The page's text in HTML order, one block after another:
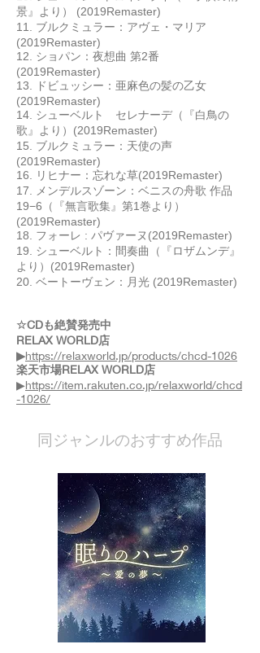
景』より） (2019Remaster)
11. ブルクミュラー：アヴェ・マリア
(2019Remaster)
12. ショパン：夜想曲 第2番
(2019Remaster)
13. ドビュッシー：亜麻色の髪の乙女
(2019Remaster)
14. シューベルト セレナーデ（『白鳥の
歌』より）(2019Remaster)
15. ブルクミュラー：天使の声
(2019Remaster)
16. リヒナー：忘れな草(2019Remaster)
17. メンデルスゾーン：ベニスの舟歌 作品
19−6（『無言歌集』第1巻より）
(2019Remaster)
18. フォーレ : パヴァーヌ(2019Remaster)
19. シューベルト：間奏曲（『ロザムンデ』
より）(2019Remaster)
20. ベートーヴェン：月光 (2019Remaster)
☆CDも絶賛発売中
RELAX WORLD店
▶https://relaxworld.jp/products/chcd-1026
楽天市場RELAX WORLD店
▶https://item.rakuten.co.jp/relaxworld/chcd
-1026/
​同ジャンルのおすすめ作品